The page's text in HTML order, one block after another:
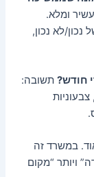
ומלא.
נכון/לא נכון,
חודש? תשובה:
במשרד זה
ויותר “מקום